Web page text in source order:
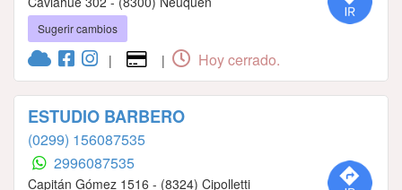
Sugerir cambios
| | Hoy cerrado.
ESTUDIO BARBERO
(0299) 156087535
2996087535
Capitán Gómez 1516 - (8324) Cipolletti